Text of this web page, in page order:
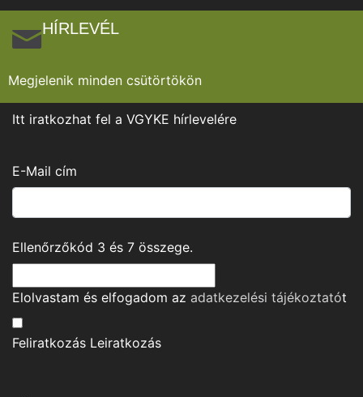
HÍRLEVÉL
Megjelenik minden csütörtökön
Itt iratkozhat fel a VGYKE hírlevelére
E-Mail cím
Ellenőrzőkód 3 és 7 összege.
Elolvastam és elfogadom az adatkezelési tájékoztatót
Feliratkozás Leiratkozás